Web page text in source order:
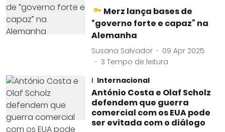
Merz lança bases de
“governo forte e capaz” na
Alemanha
Susana Salvador
09 Apr 2025
3 Tempo de leitura
Internacional
António Costa e Olaf Scholz
defendem que guerra
comercial com os EUA pode
ser evitada com o diálogo